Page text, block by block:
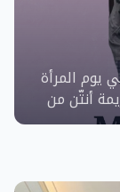
والابداع في يوم المرأة
أنتّن من
الحياة من بين
تضحياتكن